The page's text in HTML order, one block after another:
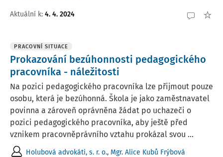
Aktuální k: 4. 4. 2024
PRACOVNÍ SITUACE
Prokazování bezúhonnosti pedagogického
pracovníka - náležitosti
Na pozici pedagogického pracovníka lze přijmout pouze
osobu, která je bezúhonná. Škola je jako zaměstnavatel
povinna a zároveň oprávněna žádat po uchazeči o
pozici pedagogického pracovníka, aby ještě před
vznikem pracovněprávního vztahu prokázal svou ...
Holubová advokáti, s. r. o., Mgr. Alice Kubů Frýbová